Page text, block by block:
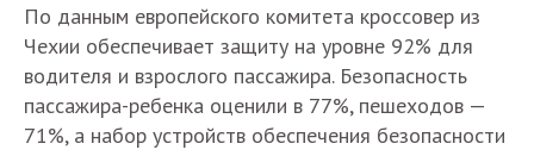
По данным европейского комитета кроссовер из
Чехии обеспечивает защиту на уровне 92% для
водителя и взрослого пассажира. Безопасность
пассажира-ребенка оценили в 77%, пешеходов —
71%, а набор устройств обеспечения безопасности